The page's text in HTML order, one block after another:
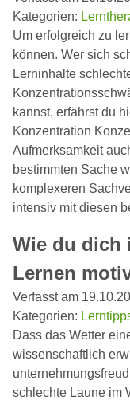
Kategorien:
Um erfolgreich zu
können. Wer sich
Lerninhalte
kannst, erfährst du
Konzentration
Aufmerksamkeit
bestimmten Sache
komplexeren
intensiv mit diesen
Wie du dich
Lernen
Verfasst am
Kategorien:
Dass das Wetter
wissenschaftlich
schlechte Laune im